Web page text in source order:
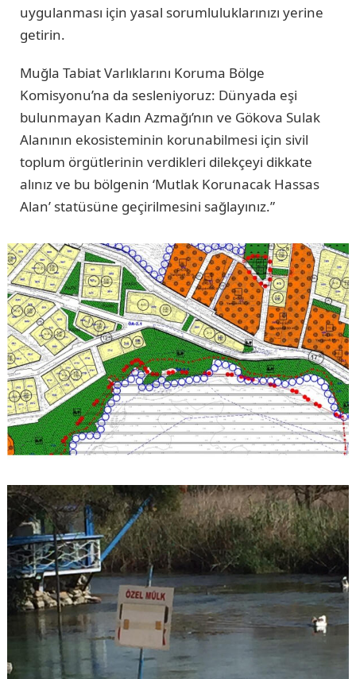
uygulanması için yasal sorumluluklarınızı yerine
getirin.
Muğla Tabiat Varlıklarını Koruma Bölge
Komisyonu’na da sesleniyoruz: Dünyada eşi
bulunmayan Kadın Azmağı’nın ve Gökova Sulak
Alanının ekosisteminin korunabilmesi için sivil
toplum örgütlerinin verdikleri dilekçeyi dikkate
alınız ve bu bölgenin ‘Mutlak Korunacak Hassas
Alan’ statüsüne geçirilmesini sağlayınız.”